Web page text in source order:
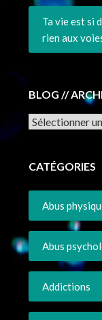
Ta vie est si
rien aux
BLOG //
Archives
CATÉGORIES
Abus
Abus
Addictions